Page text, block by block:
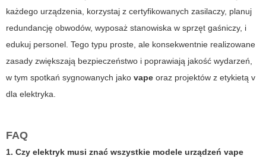
każdego urządzenia, korzystaj z certyfikowanych zasilaczy, planuj
redundancję obwodów, wyposaż stanowiska w sprzęt gaśniczy, i
edukuj personel. Tego typu proste, ale konsekwentnie realizowane
zasady zwiększają bezpieczeństwo i poprawiają jakość wydarzeń,
w tym spotkań sygnowanych jako vape oraz projektów z etykietą v
dla elektryka
FAQ
1. Czy elektryk musi znać wszystkie modele urządzeń vape